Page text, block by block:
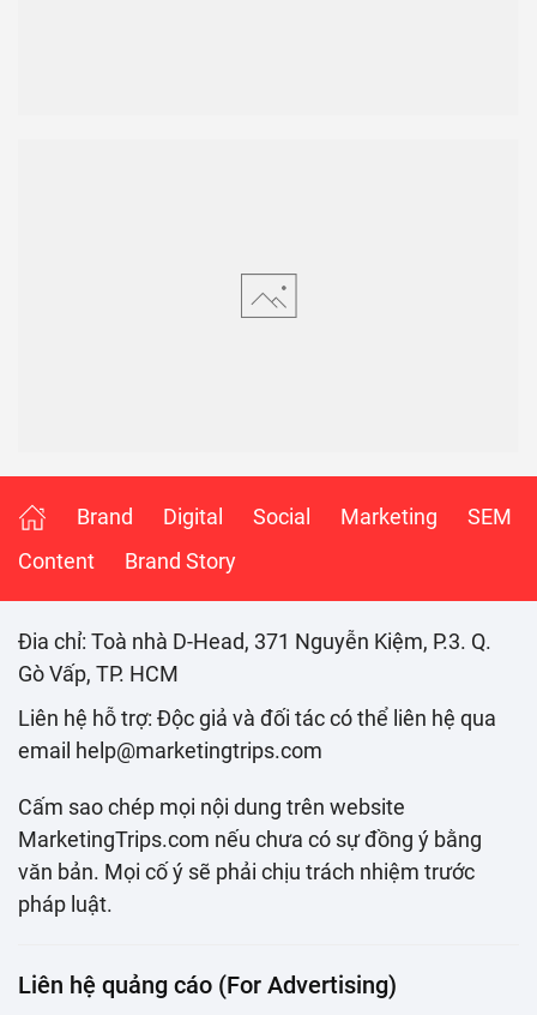
Brand Digital Social Marketing
SEM
Content
Brand Story
Đia chỉ: Toà nhà D-Head, 371 Nguyễn Kiệm, P.3. Q.
Gò Vấp, TP. HCM
Liên hệ hỗ trợ: Độc giả và đối tác có thể liên hệ qua
email help@marketingtrips.com
Cấm sao chép mọi nội dung trên website
MarketingTrips.com nếu chưa có sự đồng ý bằng
văn bản. Mọi cố ý sẽ phải chịu trách nhiệm trước
pháp luật.
Liên hệ quảng cáo (For Advertising)